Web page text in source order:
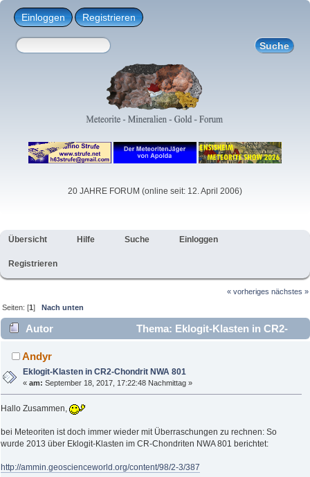
Einloggen Registrieren
20 JAHRE FORUM (online seit: 12. April 2006)
Übersicht Hilfe Suche Einloggen
Registrieren
« vorheriges nächstes »
Seiten: [1]Nach unten
Autor
Thema: Eklogit-Klasten in CR2-
Chondrit NWA 801 (Gelesen 2770 mal)
Andyr
Eklogit-Klasten in CR2-Chondrit NWA 801
«am: September 18, 2017, 17:22:48 Nachmittag »
Hallo Zusammen,
bei Meteoriten ist doch immer wieder mit Überraschungen zu rechnen: So
wurde 2013 über Eklogit-Klasten im CR-Chondriten NWA 801 berichtet:
http://ammin.geoscienceworld.org/content/98/2-3/387